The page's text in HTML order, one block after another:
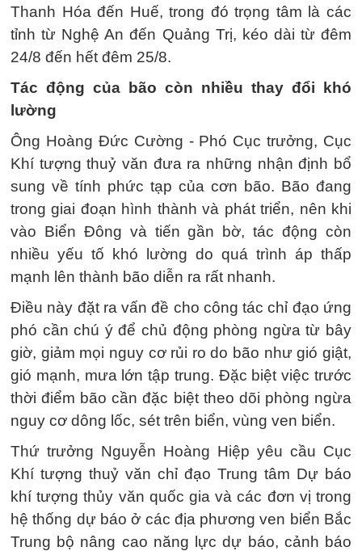
Thanh Hóa đến Huế, trong đó trọng tâm là các
tỉnh từ Nghệ An đến Quảng Trị, kéo dài từ đêm
24/8 đến hết đêm 25/8.
Tác động của bão còn nhiều thay đổi khó
lường
Ông Hoàng Đức Cường - Phó Cục trưởng, Cục
Khí tượng thuỷ văn đưa ra những nhận định bổ
sung về tính phức tạp của cơn bão. Bão đang
trong giai đoạn hình thành và phát triển, nên khi
vào Biển Đông và tiến gần bờ, tác động còn
nhiều yếu tố khó lường do quá trình áp thấp
mạnh lên thành bão diễn ra rất nhanh.
Điều này đặt ra vấn đề cho công tác chỉ đạo ứng
phó cần chú ý để chủ động phòng ngừa từ bây
giờ, giảm mọi nguy cơ rủi ro do bão như gió giật,
gió mạnh, mưa lớn tập trung. Đặc biệt việc trước
thời điểm bão cần đặc biệt theo dõi phòng ngừa
nguy cơ dông lốc, sét trên biển, vùng ven biển.
Thứ trưởng Nguyễn Hoàng Hiệp yêu cầu Cục
Khí tượng thuỷ văn chỉ đạo Trung tâm Dự báo
khí tượng thủy văn quốc gia và các đơn vị trong
hệ thống dự báo ở các địa phương ven biển Bắc
Trung bộ nâng cao năng lực dự báo, cảnh báo